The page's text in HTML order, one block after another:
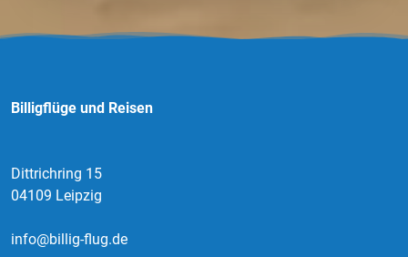
Billigflüge und Reisen
Dittrichring 15
04109 Leipzig
info@billig-flug.de